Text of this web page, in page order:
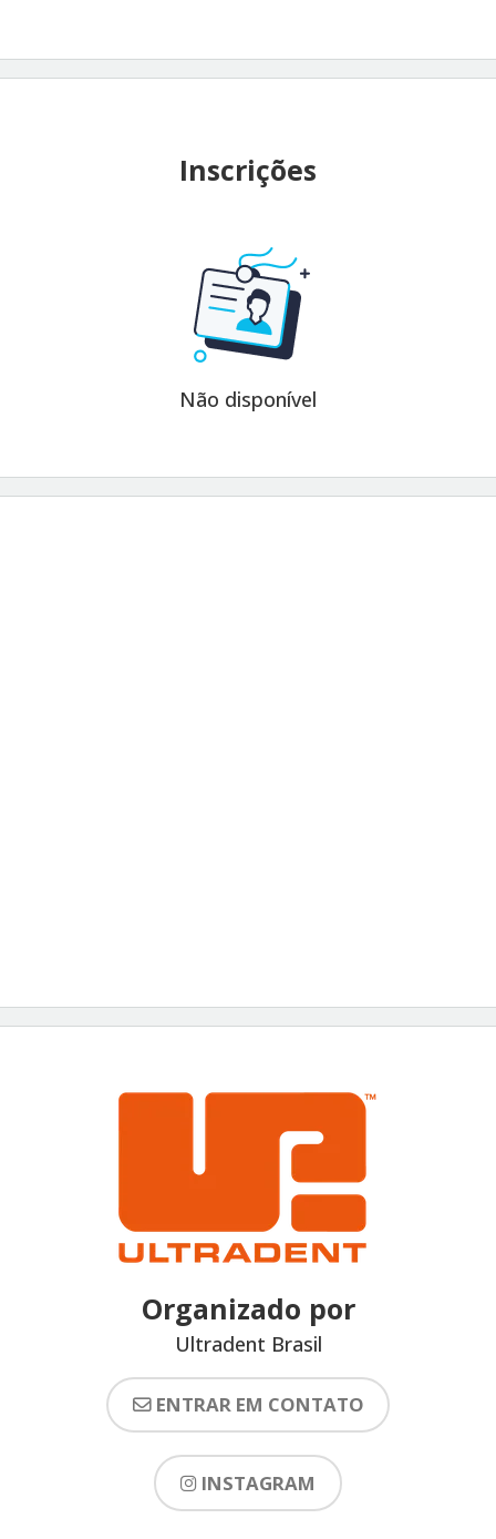
Inscrições
Não disponível
Organizado por
Ultradent Brasil
ENTRAR EM CONTATO
INSTAGRAM